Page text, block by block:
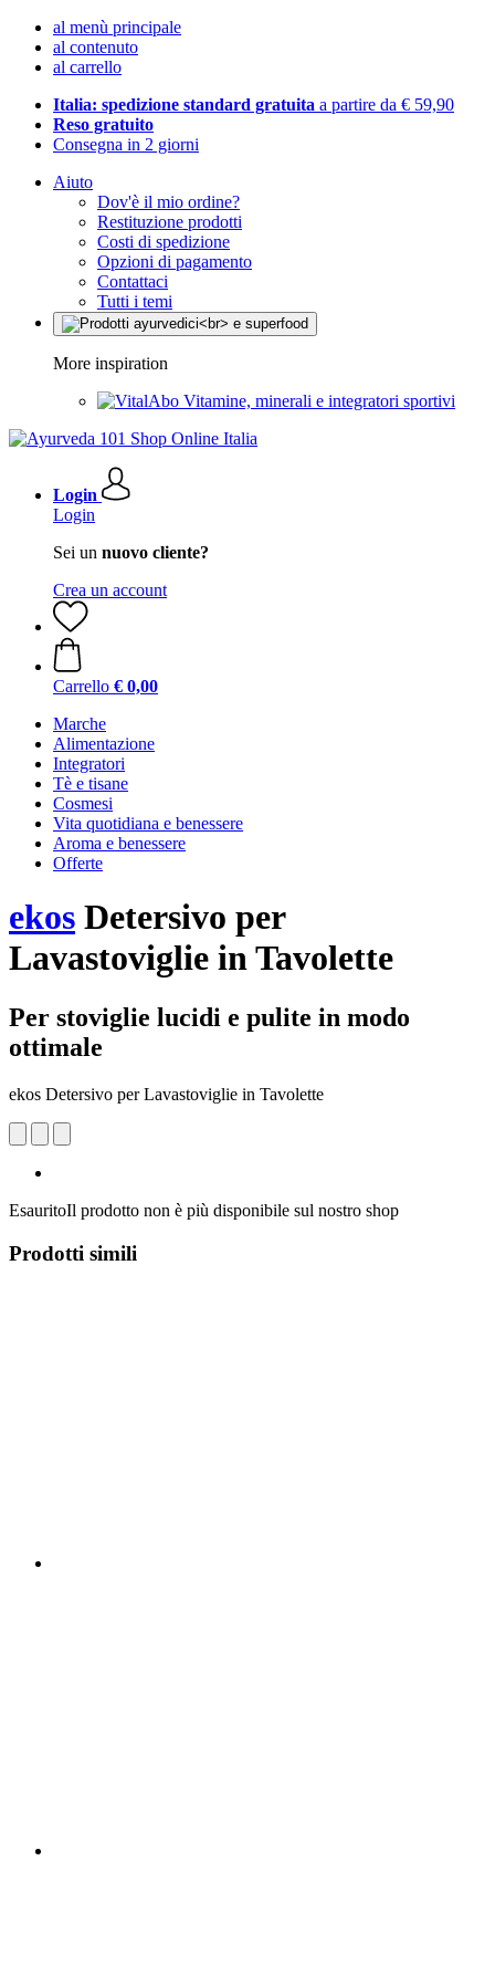
al menù principale
al contenuto
al carrello
Italia: spedizione standard gratuita a partire da € 59,90
Reso gratuito
Consegna in 2 giorni
Aiuto
Dov'è il mio ordine?
Restituzione prodotti
Costi di spedizione
Opzioni di pagamento
Contattaci
Tutti i temi
More inspiration
Vitamine, minerali e integratori sportivi
Login
Login
Sei un nuovo cliente?
Crea un account
Carrello € 0,00
Marche
Alimentazione
Integratori
Tè e tisane
Cosmesi
Vita quotidiana e benessere
Aroma e benessere
Offerte
ekos Detersivo per
Lavastoviglie in Tavolette
Per stoviglie lucidi e pulite in modo
ottimale
ekos Detersivo per Lavastoviglie in Tavolette
EsauritoIl prodotto non è più disponibile sul nostro shop
Prodotti simili